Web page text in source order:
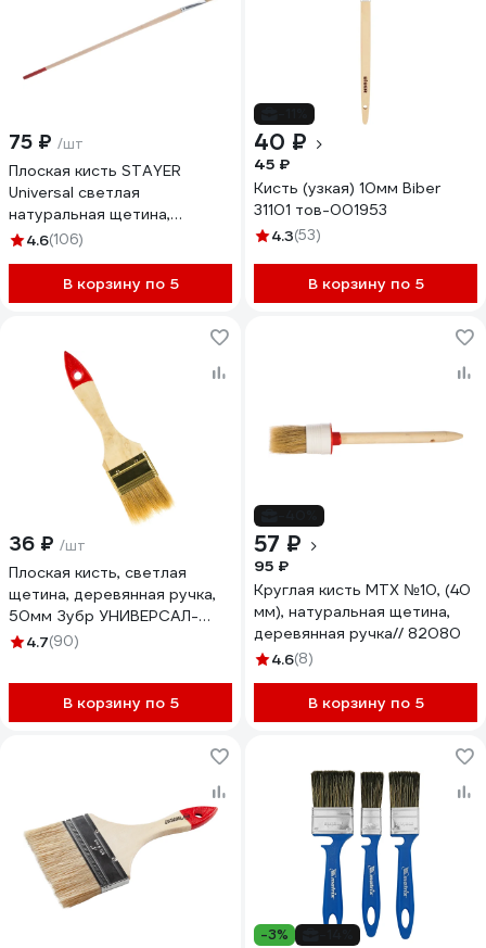
75 ₽ /шт
Плоская кисть STAYER
Universal светлая
натуральная щетина,
деревянная ручка, №10 x
4.6(106)
В корзину по 5
40 ₽
45 ₽
Кисть (узкая) 10мм Biber
31101 тов-001953
4.3(53)
В корзину по 5
36 ₽ /шт
Плоская кисть, светлая
щетина, деревянная ручка,
50мм Зубр УНИВЕРСАЛ-
ОПТИМА 01099-050_z01
4.7(90)
В корзину по 5
57 ₽
95 ₽
Круглая кисть MTX №10, (40
мм), натуральная щетина,
деревянная ручка// 82080
4.6(8)
В корзину по 5
-3%